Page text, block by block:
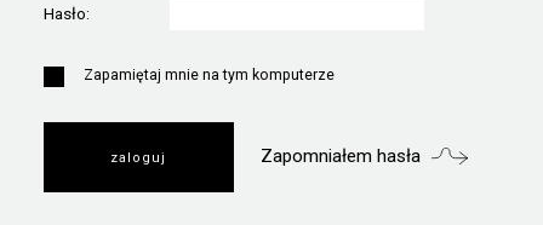
Hasło:
Zapamiętaj mnie na tym komputerze
Zapomniałem hasła